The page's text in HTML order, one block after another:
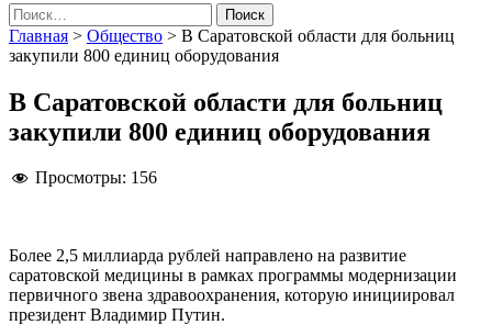
Найти:
Главная > Общество > В Саратовской области для больниц
закупили 800 единиц оборудования
В Саратовской области для больниц
закупили 800 единиц оборудования
Просмотры: 156
Более 2,5 миллиарда рублей направлено на развитие
саратовской медицины в рамках программы модернизации
первичного звена здравоохранения, которую инициировал
президент Владимир Путин.